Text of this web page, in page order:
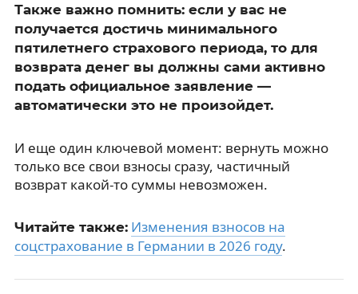
Также важно помнить: если у вас не
получается достичь минимального
пятилетнего страхового периода, то для
возврата денег вы должны сами активно
подать официальное заявление —
автоматически это не произойдет.
И еще один ключевой момент: вернуть можно
только все свои взносы сразу, частичный
возврат какой-то суммы невозможен.
Читайте также: Изменения взносов на
соцстрахование в Германии в 2026 году.